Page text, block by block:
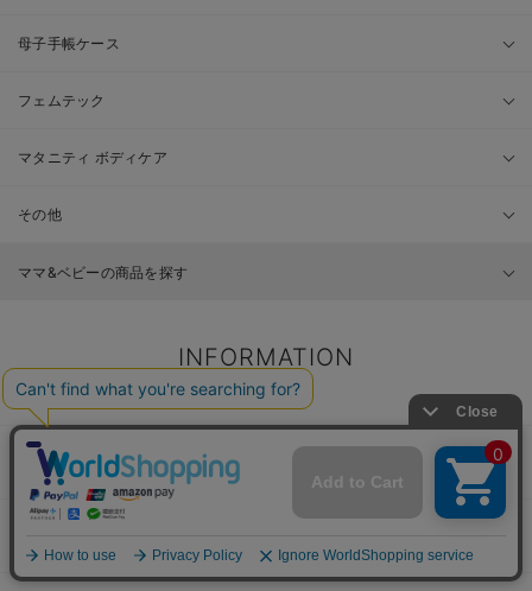
母子手帳ケース
フェムテック
マタニティ ボディケア
その他
ママ&ベビーの商品を探す
INFORMATION
お知らせ
ご利用ガイド
安心してお買い物をお楽しみ頂く為に
Q＆A